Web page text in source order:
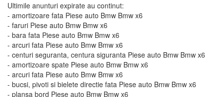
Ultimile anunturi expirate au continut:
- amortizoare fata Piese auto Bmw Bmw x6
- faruri Piese auto Bmw Bmw x6
- bara fata Piese auto Bmw Bmw x6
- arcuri fata Piese auto Bmw Bmw x6
- centuri seguranta, centura siguranta Piese auto Bmw Bmw x6
- amortizoare spate Piese auto Bmw Bmw x6
- arcuri fata Piese auto Bmw Bmw x6
- bucsi, pivoti si bielete directie fata Piese auto Bmw Bmw x6
- plansa bord Piese auto Bmw Bmw x6